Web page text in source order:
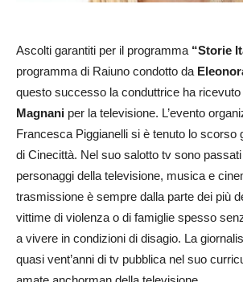
Ascolti garantiti per il programma “Storie
programma di Raiuno condotto da
questo successo la conduttrice ha ricevuto
Magnani per la televisione. L’evento
Francesca Piggianelli si è tenuto lo scorso
di Cinecittà. Nel suo salotto tv sono
personaggi della televisione, musica e
trasmissione è sempre dalla parte dei più
vittime di violenza o di famiglie spesso
a vivere in condizioni di disagio. La
quasi vent’anni di tv pubblica nel suo